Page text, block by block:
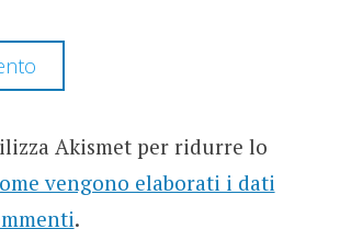
Akismet per ridurre lo
vengono elaborati i dati
.